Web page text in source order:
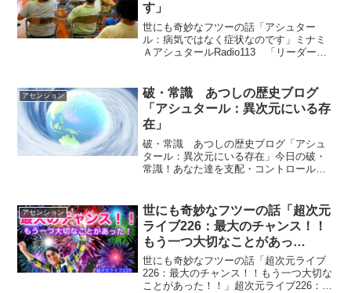
す」
世にも奇妙なフツーの話「アシュター
ル：病気ではなく症状なのです」ミナミ
ＡアシュタールRadio113 「リーダーを
ことをすればいいのです」「病気では...
アセンション
破・常識 あつしの歴史ブログ
「アシュタール：異次元にいる存
在」
破・常識 あつしの歴史ブログ「アシュ
タール：異次元にいる存在」今日の破・
常識！あなた達を支配・コントロールし
なた達よりも偉い存在だと思わせている
だけです。ｂｙアシュター...
アセンション
世にも奇妙なフツーの話「超次元
ライブ226：最大のチャンス！！
もう一つ大切なことがあっ
た！！」
世にも奇妙なフツーの話「超次元ライブ
226：最大のチャンス！！もう一つ大切な
ことがあった！！」超次元ライブ226：最